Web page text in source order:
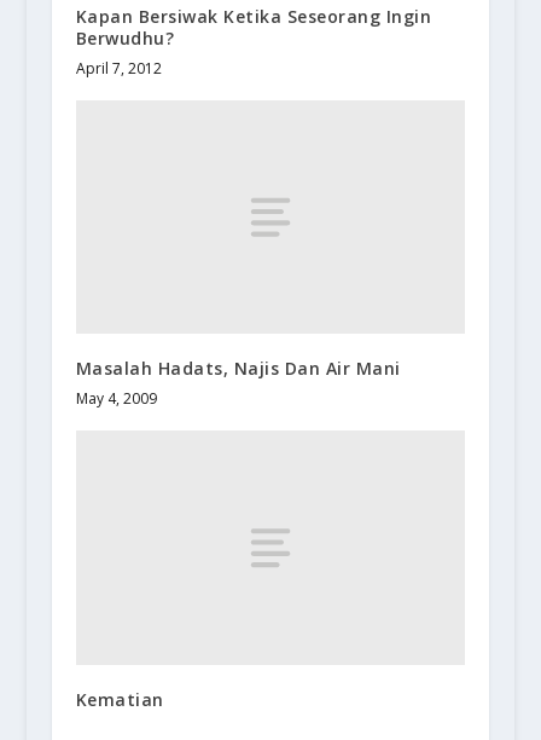
Kapan Bersiwak Ketika Seseorang Ingin
Berwudhu?
April 7, 2012
Masalah Hadats, Najis Dan Air Mani
May 4, 2009
Kematian